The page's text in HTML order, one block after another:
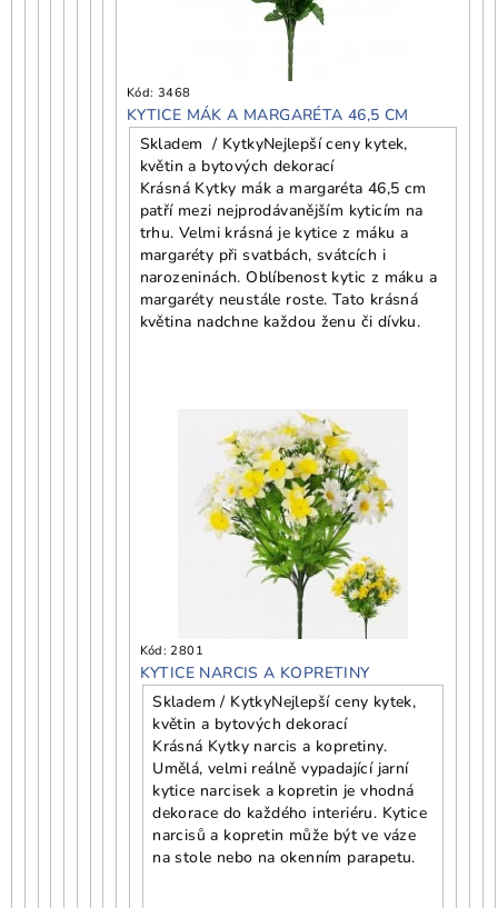
Kód: 3468
KYTICE MÁK A MARGARÉTA 46,5 CM
Skladem / KytkyNejlepší ceny kytek,
květin a bytových dekorací
Krásná Kytky mák a margaréta 46,5 cm
patří mezi nejprodávanějším kyticím na
trhu. Velmi krásná je kytice z máku a
margaréty při svatbách, svátcích i
narozeninách. Oblíbenost kytic z máku a
margaréty neustále roste. Tato krásná
květina nadchne každou ženu či dívku.
Kód: 2801
KYTICE NARCIS A KOPRETINY
Skladem / KytkyNejlepší ceny kytek,
květin a bytových dekorací
Krásná Kytky narcis a kopretiny.
Umělá, velmi reálně vypadající jarní
kytice narcisek a kopretin je vhodná
dekorace do každého interiéru. Kytice
narcisů a kopretin může být ve váze
na stole nebo na okenním parapetu.